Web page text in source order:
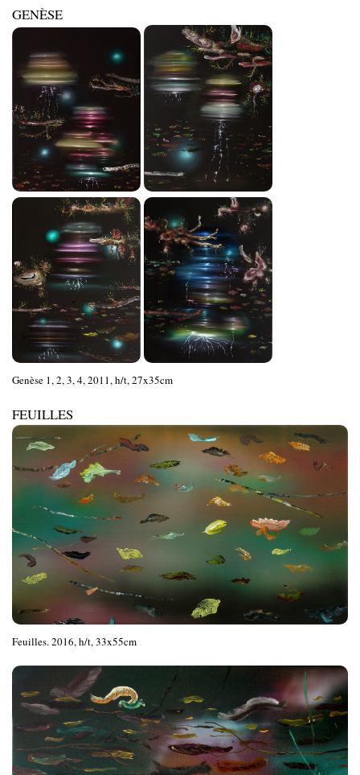
GENÈSE
Genèse 1, 2, 3, 4, 2011, h/t, 27x35cm
FEUILLES
Feuilles. 2016, h/t, 33x55cm